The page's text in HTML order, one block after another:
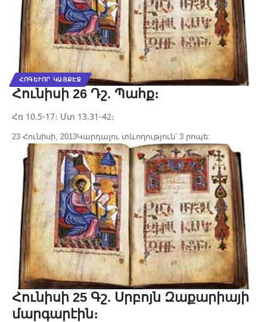
ՀՈԳԵՒՈՐ ԿԱՅՔԷՋ
Հունիսի 26 Դշ. Պահք։
Հռ 10.5-17։ Մտ 13.31-42։
23 Հունիսի, 2013Կարդալու տևողություն՝ 3 րոպե:
Հունիսի 25 Գշ. Սրբոյն Զաքարիայի
մարգարէին։